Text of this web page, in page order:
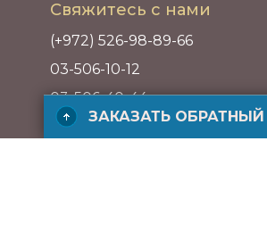
Свяжитесь с нами
(+972) 526-98-89-66
03-506-10-12
03-506-40-44
Адрес
ЗАКАЗАТЬ